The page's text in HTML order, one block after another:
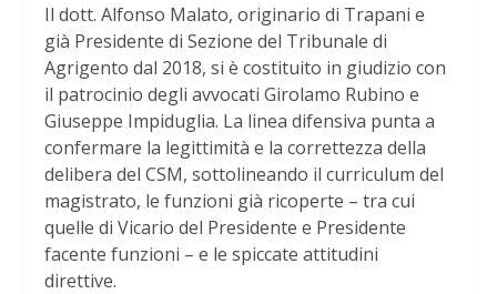
Il dott. Alfonso Malato, originario di Trapani e
già Presidente di Sezione del Tribunale di
Agrigento dal 2018, si è costituito in giudizio con
il patrocinio degli avvocati Girolamo Rubino e
Giuseppe Impiduglia. La linea difensiva punta a
confermare la legittimità e la correttezza della
delibera del CSM, sottolineando il curriculum del
magistrato, le funzioni già ricoperte – tra cui
quelle di Vicario del Presidente e Presidente
facente funzioni – e le spiccate attitudini
direttive.